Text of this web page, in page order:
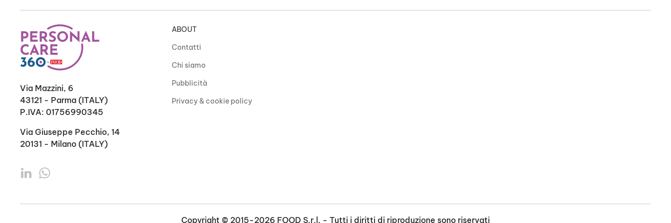
Via Mazzini, 6
43121 - Parma (ITALY)
P.IVA: 01756990345
Via Giuseppe Pecchio, 14
20131 - Milano (ITALY)
ABOUT
Contatti
Chi siamo
Pubblicità
Privacy & cookie policy
Copyright © 2015-2026 FOOD S.r.l. - Tutti i diritti di riproduzione sono riservati